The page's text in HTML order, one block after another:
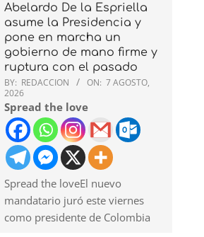
Abelardo De la Espriella
asume la Presidencia y
pone en marcha un
gobierno de mano firme y
ruptura con el pasado
BY: REDACCION ON: 7 AGOSTO,
2026
Spread the love
Spread the loveEl nuevo
mandatario juró este viernes
como presidente de Colombia